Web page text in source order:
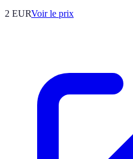
2 EURVoir le prix